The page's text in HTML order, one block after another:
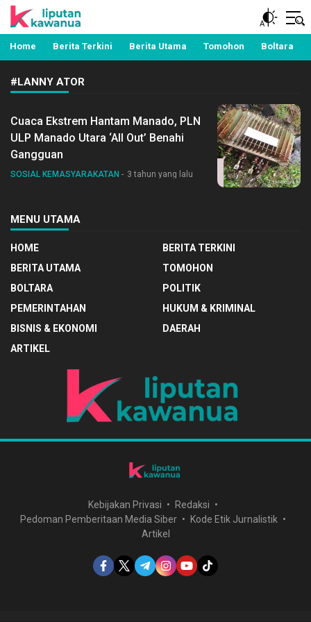
Liputan Kawanua
Berita Manado, Sulawesi Utara, Kawanua, Politik,
Pemerintahan, Hukum Kriminal dan Nasional
Home Berita Terkini Berita Utama Tomohon Boltara
#LANNY ATOR
Cuaca Ekstrem Hantam Manado, PLN
ULP Manado Utara ‘All Out’ Benahi
Gangguan
SOSIAL KEMASYARAKATAN 3 tahun yang lalu
MENU UTAMA
HOME
BERITA TERKINI
BERITA UTAMA
TOMOHON
BOLTARA
POLITIK
PEMERINTAHAN
HUKUM & KRIMINAL
BISNIS & EKONOMI
DAERAH
ARTIKEL
Kebijakan Privasi
Redaksi
Pedoman Pemberitaan Media Siber
Kode Etik Jurnalistik
Artikel